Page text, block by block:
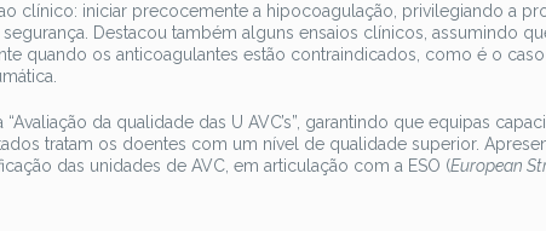
clínico: iniciar precocemente a hipocoagulação, privilegiando a
Destacou também alguns ensaios clínicos, assumindo
quando os anticoagulantes estão contraindicados, como é o
da qualidade das U AVC’s”, garantindo que equipas
tratam os doentes com um nível de qualidade superior.
das unidades de AVC, em articulação com a ESO (European